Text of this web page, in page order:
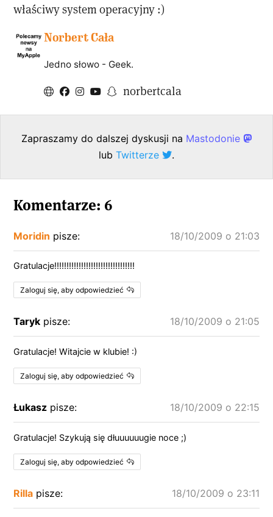
właściwy system operacyjny :)
Norbert Cała
Jedno słowo - Geek.
norbertcala
Zapraszamy do dalszej dyskusji na Mastodonie
lub Twitterze .
Komentarze: 6
Moridin pisze: 18/10/2009 o 21:03
Gratulacje!!!!!!!!!!!!!!!!!!!!!!!!!!!!!!!!!
Zaloguj się, aby odpowiedzieć
Taryk pisze: 18/10/2009 o 21:05
Gratulacje! Witajcie w klubie! :)
Zaloguj się, aby odpowiedzieć
Łukasz pisze: 18/10/2009 o 22:15
Gratulacje! Szykują się dłuuuuuugie noce ;)
Zaloguj się, aby odpowiedzieć
Rilla pisze: 18/10/2009 o 23:11